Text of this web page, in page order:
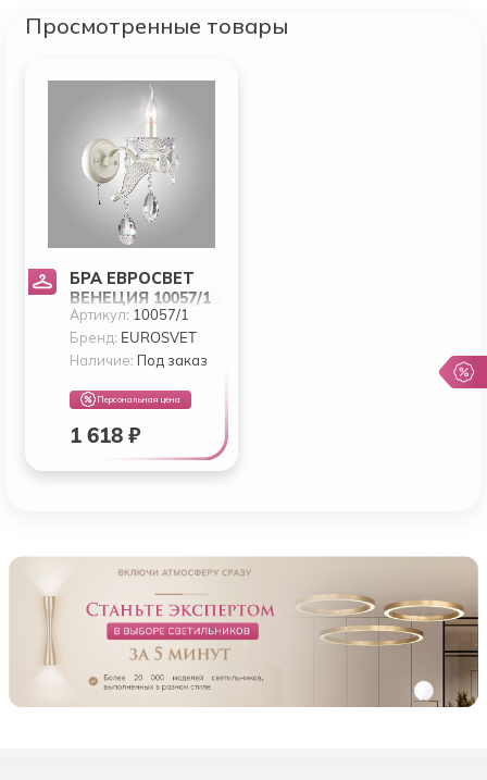
Просмотренные товары
БРА ЕВРОСВЕТ
ВЕНЕЦИЯ 10057/1
Артикул: 10057/1
Бренд: EUROSVET
Наличие: Под заказ
Персональная цена
1 618 ₽